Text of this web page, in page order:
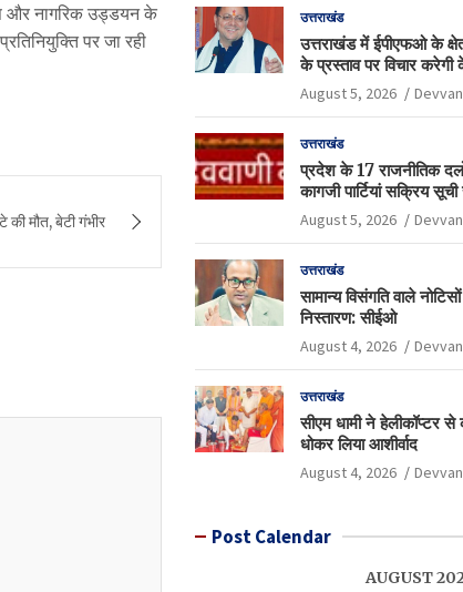
और नागरिक उड्डयन के
पर जा रही
की मौत, बेटी गंभीर
उत्तराखंड
उत्तराखंड में ईपीएफओ के
के प्रस्ताव पर विचार
August 5, 2026
उत्तराखंड
प्रदेश के 17 राजनीतिक
कागजी पार्टियां सक्रिय
August 5, 2026
उत्तराखंड
सामान्य विसंगति वाले
निस्तारण: सीईओ
August 4, 2026
उत्तराखंड
सीएम धामी ने हेलीकॉप्टर से
धोकर लिया आशीर्वाद
August 4, 2026
Post Calendar
AUGUST